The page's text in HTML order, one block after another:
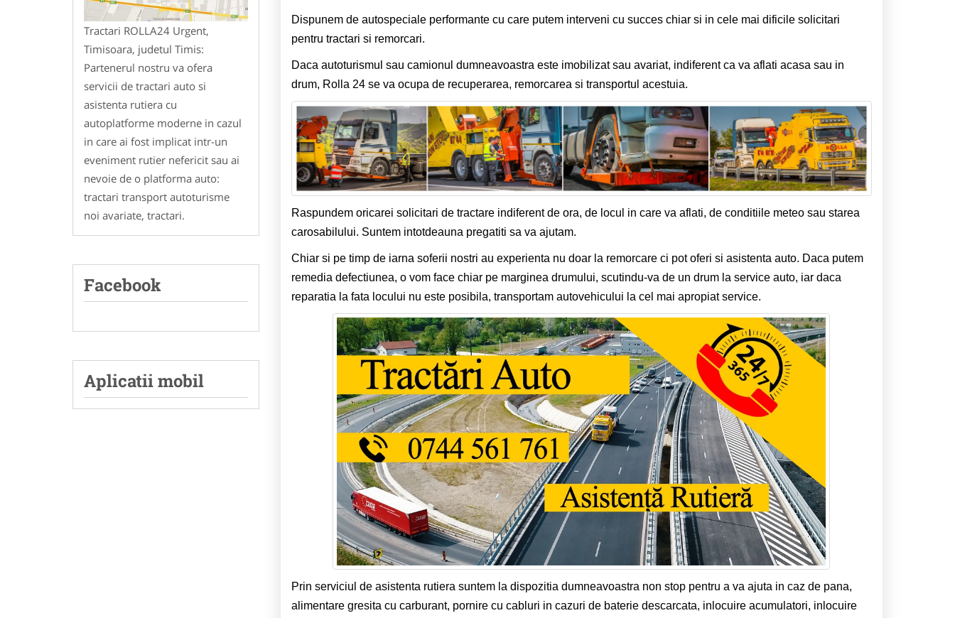
Tractari ROLLA24 Urgent,
Timisoara, judetul Timis:
Partenerul nostru va ofera
servicii de tractari auto si
asistenta rutiera cu
autoplatforme moderne in cazul
in care ai fost implicat intr-un
eveniment rutier nefericit sau ai
nevoie de o platforma auto:
tractari transport autoturisme
noi avariate, tractari.
Facebook
Aplicatii mobil
Dispunem de autospeciale performante cu care putem interveni cu succes chiar si in cele mai dificile solicitari
pentru tractari si remorcari.
Daca autoturismul sau camionul dumneavoastra este imobilizat sau avariat, indiferent ca va aflati acasa sau in
drum, Rolla 24 se va ocupa de recuperarea, remorcarea si transportul acestuia.
Raspundem oricarei solicitari de tractare indiferent de ora, de locul in care va aflati, de conditiile meteo sau starea
carosabilului. Suntem intotdeauna pregatiti sa va ajutam.
Chiar si pe timp de iarna soferii nostri au experienta nu doar la remorcare ci pot oferi si asistenta auto. Daca putem
remedia defectiunea, o vom face chiar pe marginea drumului, scutindu-va de un drum la service auto, iar daca
reparatia la fata locului nu este posibila, transportam autovehicului la cel mai apropiat service.
Prin serviciul de asistenta rutiera suntem la dispozitia dumneavoastra non stop pentru a va ajuta in caz de pana,
alimentare gresita cu carburant, pornire cu cabluri in cazuri de baterie descarcata, inlocuire acumulatori, inlocuire